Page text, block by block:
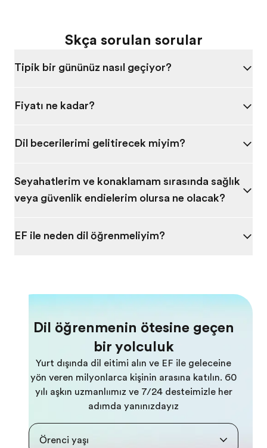
Sıkça sorulan sorular
Tipik bir gününüz nasıl geçiyor?
Fiyatı ne kadar?
Dil becerilerimi geliştirecek miyim?
Seyahatlerim ve konaklamam sırasında sağlık
veya güvenlik endişelerim olursa ne olacak?
EF ile neden dil öğrenmeliyim?
Dil öğrenmenin ötesine geçen
bir yolculuk
Yurt dışında dil eğitimi alın ve EF ile geleceğine
yön veren milyonlarca kişinin arasına katılın. 60
yılı aşkın uzmanlığımız ve 7/24 desteğimizle her
adımda yanınızdayız
Öğrenci yaşı